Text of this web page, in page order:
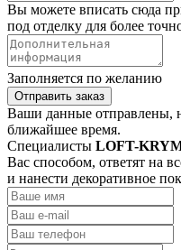
Вы можете вписать сюда
под отделку для более
Заполняется по желанию
Отправить заказ
Ваши данные отправлены,
ближайшее время.
Специалисты LOFT-
Вас способом, ответят на
и нанести декоративное